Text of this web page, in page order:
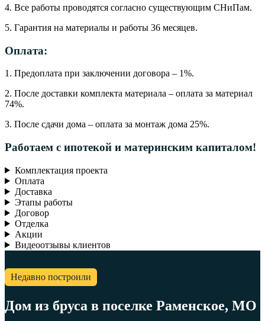
4. Все работы проводятся согласно существующим СНиПам.
5. Гарантия на материалы и работы 36 месяцев.
Оплата:
1. Предоплата при заключении договора – 1%.
2. После доставки комплекта материала – оплата за материал
74%.
3. После сдачи дома – оплата за монтаж дома 25%.
Работаем с ипотекой и материнским капиталом!
Комплектация проекта
Оплата
Доставка
Этапы работы
Договор
Отделка
Акции
Видеоотзывы клиентов
Недавно построили
Дом из бруса в поселке Раменское, МО